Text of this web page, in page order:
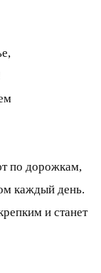
по дорожкам,
каждый день.
и станет